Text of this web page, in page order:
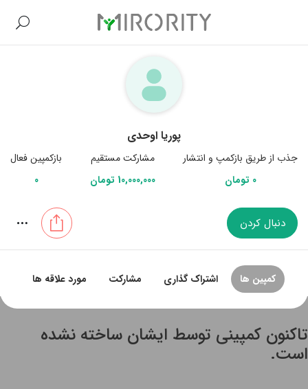
پوریا اوحدی
جذب از طریق بازکمپ و انتشار
0 تومان
مشارکت مستقیم
10,000,000 تومان
بازکمپین فعال
0
دنبال کردن
کمپین ها اشتراک گذاری مشارکت مورد علاقه ها
تاکنون کمپینی توسط ایشان ساخته نشده
است.